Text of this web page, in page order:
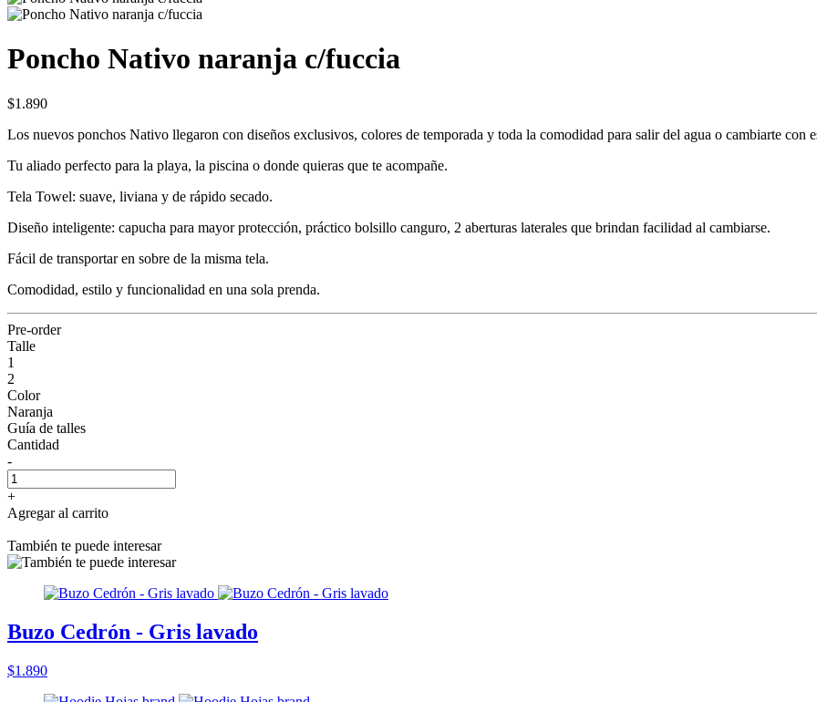
Poncho Nativo naranja c/fuccia
$1.890
Los nuevos ponchos Nativo llegaron con diseños exclusivos, colores de temporada y toda la comodidad para salir del agua o cambiarte con
Tu aliado perfecto para la playa, la piscina o donde quieras que te acompañe.
Tela Towel: suave, liviana y de rápido secado.
Diseño inteligente: capucha para mayor protección, práctico bolsillo canguro, 2 aberturas laterales que brindan facilidad al cambiarse.
Fácil de transportar en sobre de la misma tela.
Comodidad, estilo y funcionalidad en una sola prenda.
Pre-order
Talle
1
2
Color
Naranja
Guía de talles
Cantidad
-
+
Agregar al carrito
También te puede interesar
Buzo Cedrón - Gris lavado
$1.890